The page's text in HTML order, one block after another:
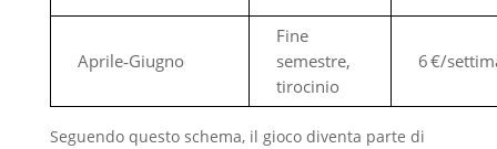
Aprile‑Giugno
Fine
semestre,
tirocinio
6 €/
Seguendo questo schema, il gioco diventa parte di